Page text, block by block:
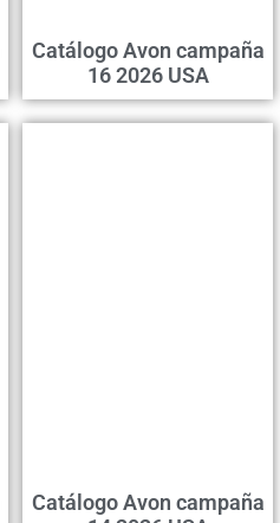
Catálogo Avon campaña
16 2026 USA
Catálogo Avon campaña